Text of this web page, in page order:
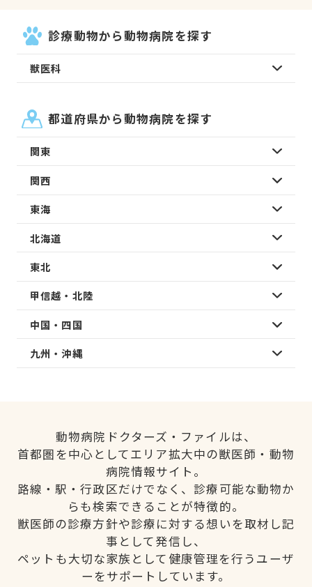
診療動物から動物病院を探す
獣医科
都道府県から動物病院を探す
関東
関西
東海
北海道
東北
甲信越・北陸
中国・四国
九州・沖縄
動物病院ドクターズ・ファイルは、
首都圏を中心としてエリア拡大中の獣医師・動物
病院情報サイト。
路線・駅・行政区だけでなく、診療可能な動物か
らも検索できることが特徴的。
獣医師の診療方針や診療に対する想いを取材し記
事として発信し、
ペットも大切な家族として健康管理を行うユーザ
ーをサポートしています。